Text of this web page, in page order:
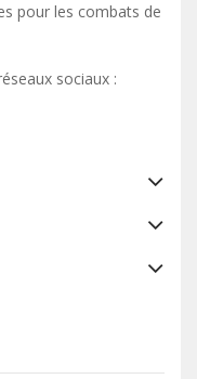
pour les combats de
sociaux :